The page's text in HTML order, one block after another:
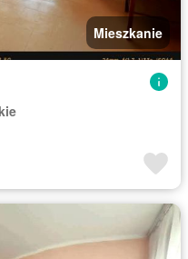
Mieszkanie